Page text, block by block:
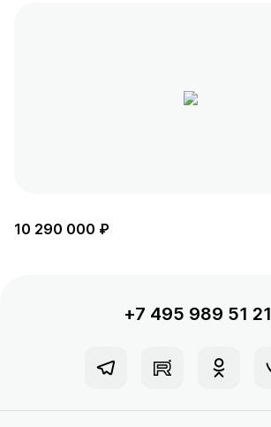
10 290 000 ₽
+7 495 989 51 21